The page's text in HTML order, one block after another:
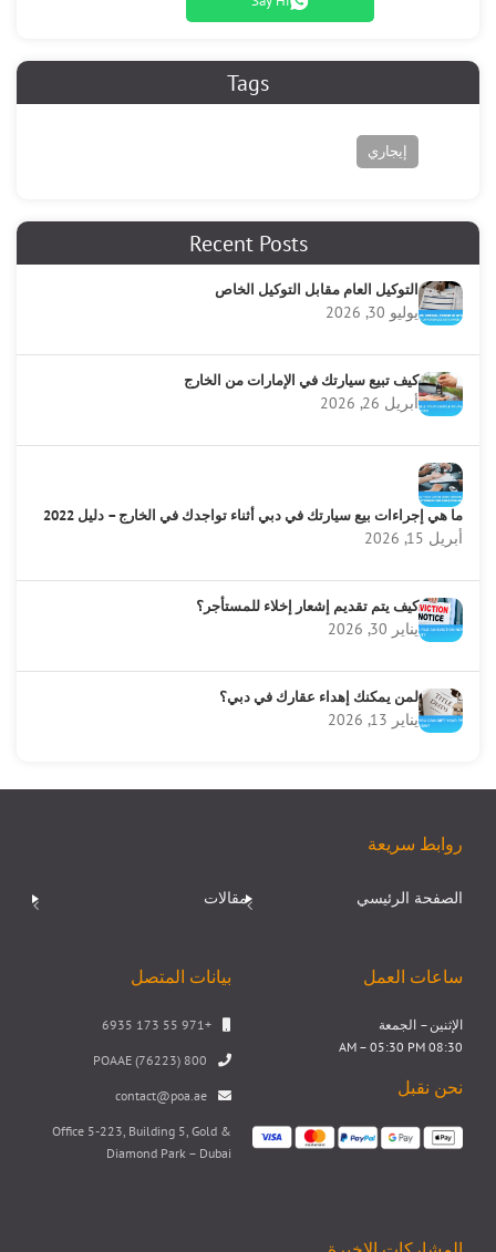
Tags
إيجاري
Recent Posts
التوكيل العام مقابل التوكيل الخاص
يوليو 30, 2026
كيف تبيع سيارتك في الإمارات من الخارج
أبريل 26, 2026
ما هي إجراءات بيع سيارتك في دبي أثناء تواجدك في الخارج – دليل 2022
أبريل 15, 2026
كيف يتم تقديم إشعار إخلاء للمستأجر؟
يناير 30, 2026
لمن يمكنك إهداء عقارك في دبي؟
يناير 13, 2026
روابط سريعة
الصفحة الرئيسي مقالات
ساعات العمل
الإثنين – الجمعة
08:30 AM – 05:30 PM
نحن نقبل
بيانات المتصل
+971 55 173 6935
800 POAAE (76223)
contact@poa.ae
Office 5-223, Building 5, Gold &
Diamond Park – Dubai